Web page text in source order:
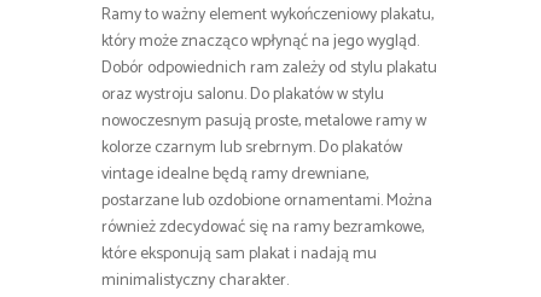
Ramy to ważny element wykończeniowy plakatu,
który może znacząco wpłynąć na jego wygląd.
Dobór odpowiednich ram zależy od stylu plakatu
oraz wystroju salonu. Do plakatów w stylu
nowoczesnym pasują proste, metalowe ramy w
kolorze czarnym lub srebrnym. Do plakatów
vintage idealne będą ramy drewniane,
postarzane lub ozdobione ornamentami. Można
również zdecydować się na ramy bezramkowe,
które eksponują sam plakat i nadają mu
minimalistyczny charakter.